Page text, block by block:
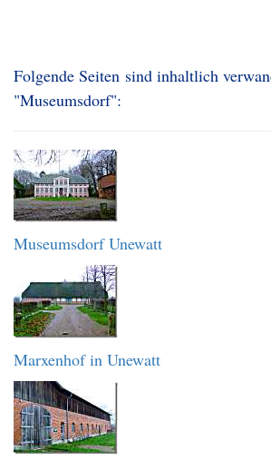
Folgende Seiten sind inhaltlich
"Museumsdorf":
Museumsdorf Unewatt
Marxenhof in Unewatt